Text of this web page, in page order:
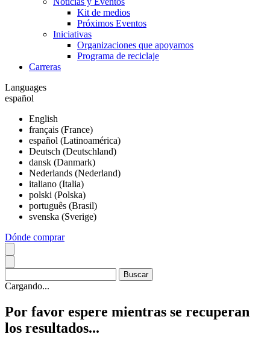
Kit de medios
Próximos Eventos
Iniciativas
Organizaciones que apoyamos
Programa de reciclaje
Carreras
Languages
español
English
français (France)
español (Latinoamérica)
Deutsch (Deutschland)
dansk (Danmark)
Nederlands (Nederland)
italiano (Italia)
polski (Polska)
português (Brasil)
svenska (Sverige)
Dónde comprar
Cargando...
Por favor espere mientras se recuperan
los resultados...